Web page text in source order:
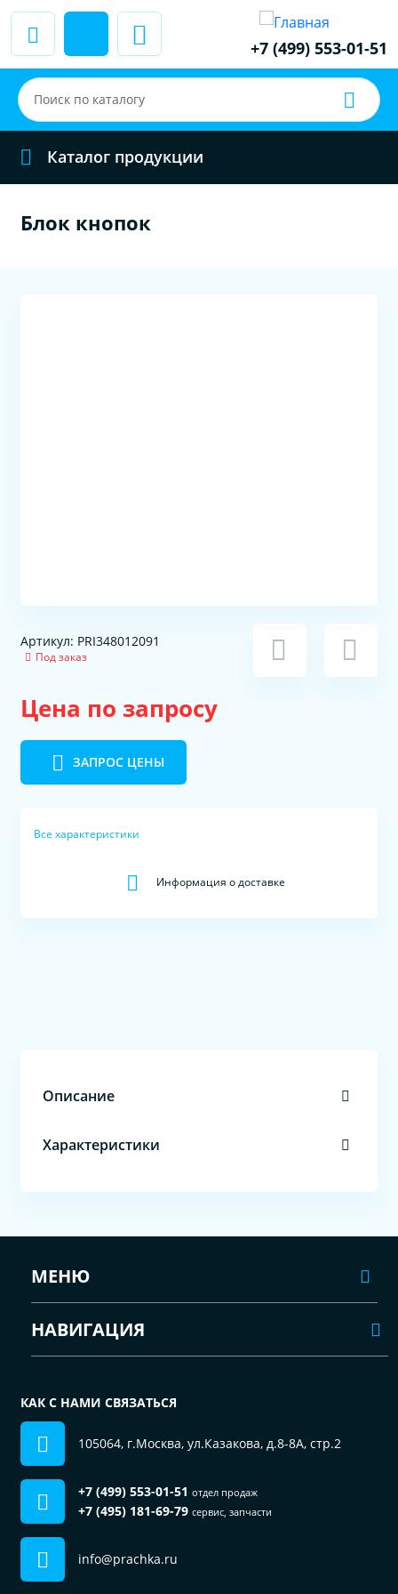
+7 (499) 553-01-51
Каталог продукции
Блок кнопок
Артикул: PRI348012091
Под заказ
Цена по запросу
ЗАПРОС ЦЕНЫ
Все характеристики
Информация о доставке
Описание
Характеристики
МЕНЮ
НАВИГАЦИЯ
КАК С НАМИ СВЯЗАТЬСЯ
105064, г.Москва, ул.Казакова, д.8-8А, стр.2
+7 (499) 553-01-51 отдел продаж
+7 (495) 181-69-79 сервис, запчасти
info@prachka.ru